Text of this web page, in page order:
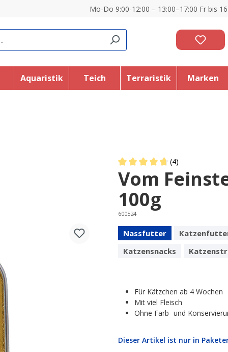
Mo-Do 9:00-12:00 – 13:00–17:00 Fr bis
Aquaristik Teich Terraristik Marken
Average rating of 4.7 out of 5 stars
(4)
Vom
100g
600524
Nassfutter
Katzensnacks
Für Kätzchen ab 4 Wochen
Mit viel Fleisch
Ohne Farb- und
Dieser Artikel ist nur in